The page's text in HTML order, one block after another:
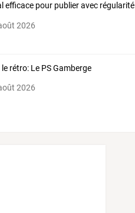
efficace pour publier avec régularité
2026
le rétro: Le PS Gamberge
2026